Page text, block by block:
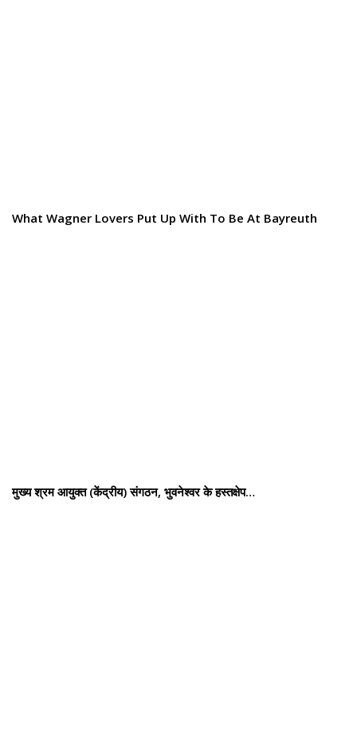
What Wagner Lovers Put Up With To Be At Bayreuth
मुख्य श्रम आयुक्त (केंद्रीय) संगठन, भुवनेश्वर के हस्तक्षेप…